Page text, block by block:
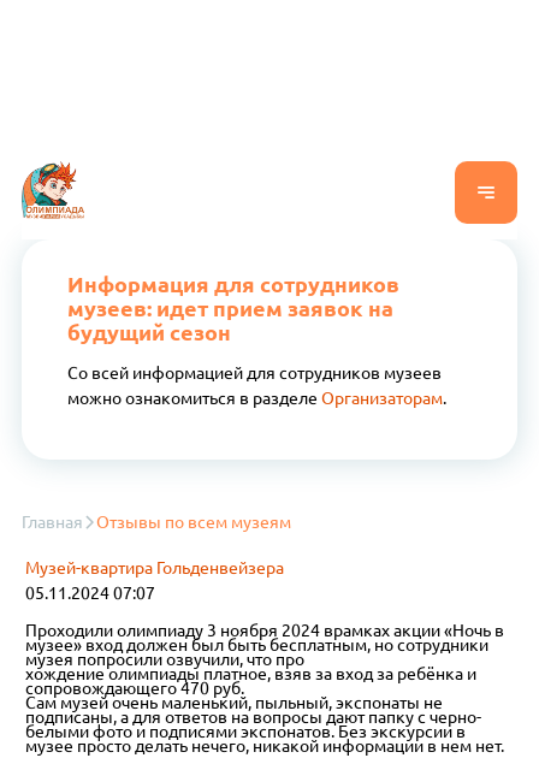
Информация для сотрудников
музеев: идет прием заявок на
будущий сезон
Со всей информацией для сотрудников музеев
можно ознакомиться в разделе Организаторам.
Главная Отзывы по всем музеям
Музей-квартира Гольденвейзера
05.11.2024 07:07
Проходили олимпиаду 3 ноября 2024 врамках акции «Ночь в
музее» вход должен был быть бесплатным, но сотрудники
музея попросили озвучили, что про
хождение олимпиады платное, взяв за вход за ребёнка и
сопровождающего 470 руб.
Сам музей очень маленький, пыльный, экспонаты не
подписаны, а для ответов на вопросы дают папку с черно-
белыми фото и подписями экспонатов. Без экскурсии в
музее просто делать нечего, никакой информации в нем нет.